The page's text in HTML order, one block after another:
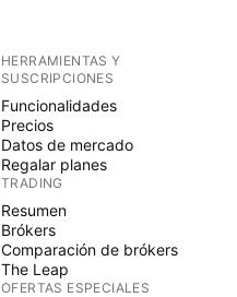
HERRAMIENTAS Y
SUSCRIPCIONES
Funcionalidades
Precios
Datos de mercado
Regalar planes
TRADING
Resumen
Brókers
Comparación de brókers
The Leap
OFERTAS ESPECIALES